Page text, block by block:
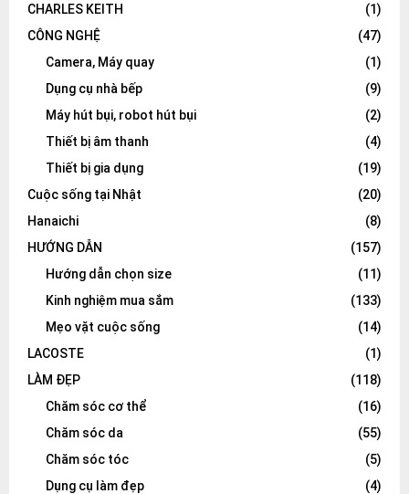
CHARLES KEITH
(1)
CÔNG NGHỆ
(47)
Camera, Máy quay
(1)
Dụng cụ nhà bếp
(9)
Máy hút bụi, robot hút bụi
(2)
Thiết bị âm thanh
(4)
Thiết bị gia dụng
(19)
Cuộc sống tại Nhật
(20)
Hanaichi
(8)
HƯỚNG DẪN
(157)
Hướng dẫn chọn size
(11)
Kinh nghiệm mua sắm
(133)
Mẹo vặt cuộc sống
(14)
LACOSTE
(1)
LÀM ĐẸP
(118)
Chăm sóc cơ thể
(16)
Chăm sóc da
(55)
Chăm sóc tóc
(5)
Dụng cụ làm đẹp
(4)